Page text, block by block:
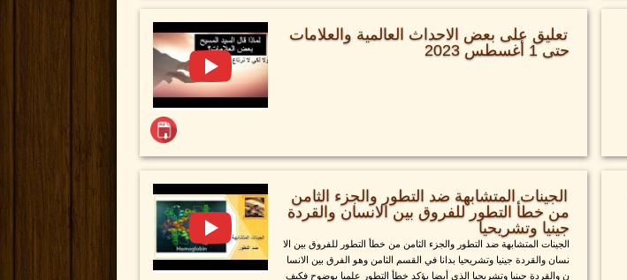
تعليق على بعض الاحداث العالمية والعلامات
حتى 1 أغسطس 2023
الجينات المتشابهة ضد التطور والجزء الثامن
من خطأ التطور للفروق بين الانسان والقردة
جينيا وتشريحيا
الجينات المتشابهة ضد التطور والجزء الثامن من خطأ التطور للفروق بين الا
نسان والقردة جينيا وتشريحيا بدانا في القسم الثامن وهو الفرق بين الانسا
ن والقردة جينيا وتشريحيا الذي أيضا يؤكد خطأ التطور علميا بوضوح فكيف